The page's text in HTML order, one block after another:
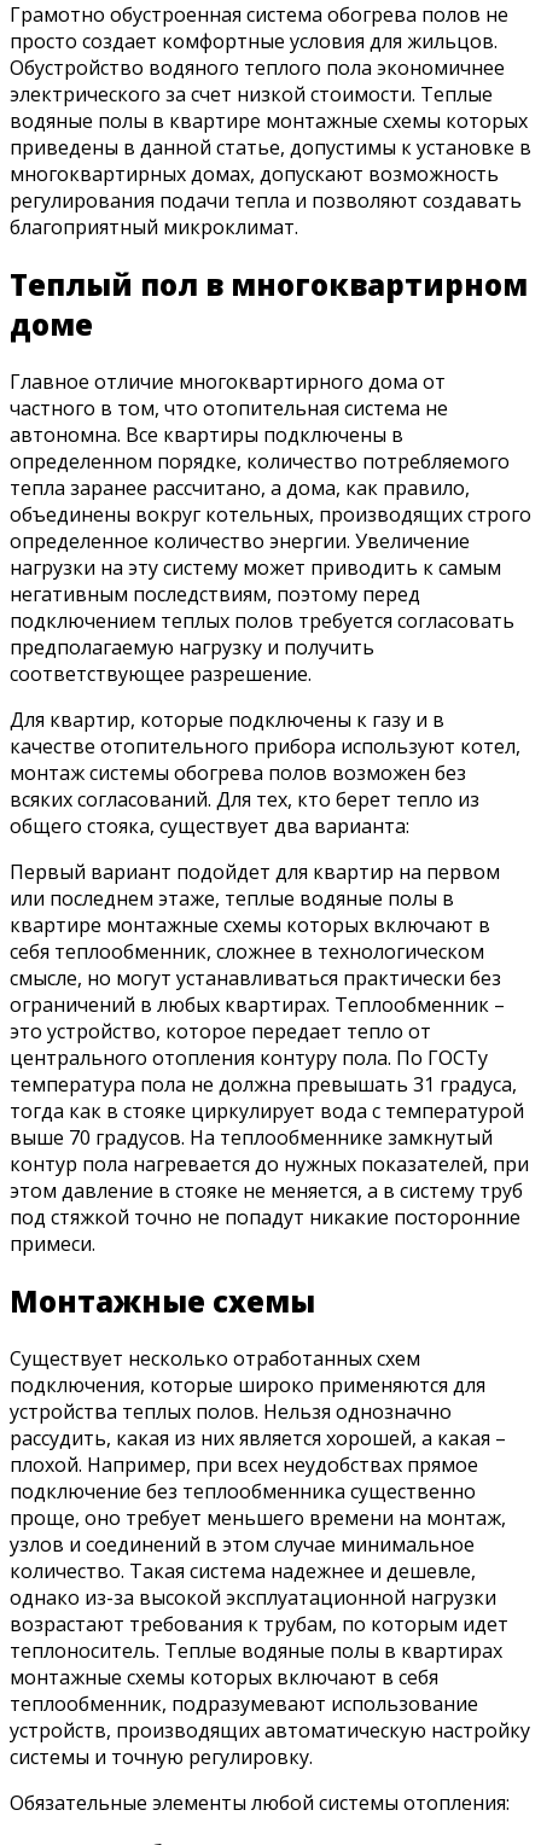
Грамотно обустроенная система обогрева полов не
просто создает комфортные условия для жильцов.
Обустройство водяного теплого пола экономичнее
электрического за счет низкой стоимости. Теплые
водяные полы в квартире монтажные схемы которых
приведены в данной статье, допустимы к установке в
многоквартирных домах, допускают возможность
регулирования подачи тепла и позволяют создавать
благоприятный микроклимат.
Теплый пол в многоквартирном
доме
Главное отличие многоквартирного дома от
частного в том, что отопительная система не
автономна. Все квартиры подключены в
определенном порядке, количество потребляемого
тепла заранее рассчитано, а дома, как правило,
объединены вокруг котельных, производящих строго
определенное количество энергии. Увеличение
нагрузки на эту систему может приводить к самым
негативным последствиям, поэтому перед
подключением теплых полов требуется согласовать
предполагаемую нагрузку и получить
соответствующее разрешение.
Для квартир, которые подключены к газу и в
качестве отопительного прибора используют котел,
монтаж системы обогрева полов возможен без
всяких согласований. Для тех, кто берет тепло из
общего стояка, существует два варианта:
Первый вариант подойдет для квартир на первом
или последнем этаже, теплые водяные полы в
квартире монтажные схемы которых включают в
себя теплообменник, сложнее в технологическом
смысле, но могут устанавливаться практически без
ограничений в любых квартирах. Теплообменник –
это устройство, которое передает тепло от
центрального отопления контуру пола. По ГОСТу
температура пола не должна превышать 31 градуса,
тогда как в стояке циркулирует вода с температурой
выше 70 градусов. На теплообменнике замкнутый
контур пола нагревается до нужных показателей, при
этом давление в стояке не меняется, а в систему труб
под стяжкой точно не попадут никакие посторонние
примеси.
Монтажные схемы
Существует несколько отработанных схем
подключения, которые широко применяются для
устройства теплых полов. Нельзя однозначно
рассудить, какая из них является хорошей, а какая –
плохой. Например, при всех неудобствах прямое
подключение без теплообменника существенно
проще, оно требует меньшего времени на монтаж,
узлов и соединений в этом случае минимальное
количество. Такая система надежнее и дешевле,
однако из-за высокой эксплуатационной нагрузки
возрастают требования к трубам, по которым идет
теплоноситель. Теплые водяные полы в квартирах
монтажные схемы которых включают в себя
теплообменник, подразумевают использование
устройств, производящих автоматическую настройку
системы и точную регулировку.
Обязательные элементы любой системы отопления: